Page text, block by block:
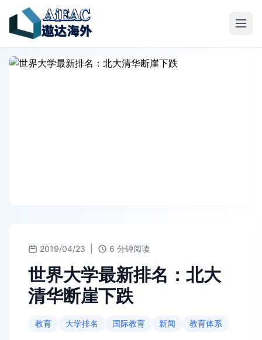
2019/04/23 6 分钟阅读
世界大学最新排名：北大
清华断崖下跌
教育 大学排名 国际教育 新闻 教育体系